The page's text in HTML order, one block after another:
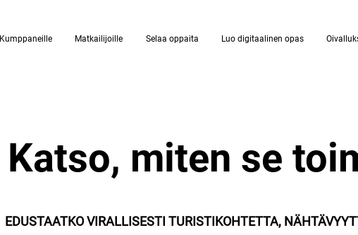
Kumppaneille Matkailijoille Selaa oppaita Luo digitaalinen opas
Katso, miten se
EDUSTAATKO VIRALLISESTI TURISTIKOHTETTA,